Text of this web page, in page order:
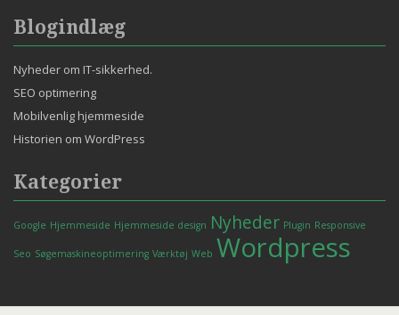
Blogindlæg
Nyheder om IT-sikkerhed.
SEO optimering
Mobilvenlig hjemmeside
Historien om WordPress
Kategorier
Google Hjemmeside Hjemmeside design Nyheder Plugin Responsive
Seo Søgemaskineoptimering Værktøj Web Wordpress